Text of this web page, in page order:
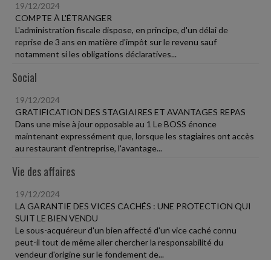
19/12/2024
COMPTE À L'ÉTRANGER
L'administration fiscale dispose, en principe, d'un délai de
reprise de 3 ans en matière d'impôt sur le revenu sauf
notamment si les obligations déclaratives...
Social
19/12/2024
GRATIFICATION DES STAGIAIRES ET AVANTAGES REPAS
Dans une mise à jour opposable au 1 Le BOSS énonce
maintenant expressément que, lorsque les stagiaires ont accès
au restaurant d'entreprise, l'avantage...
Vie des affaires
19/12/2024
LA GARANTIE DES VICES CACHÉS : UNE PROTECTION QUI
SUIT LE BIEN VENDU
Le sous-acquéreur d'un bien affecté d'un vice caché connu
peut-il tout de même aller chercher la responsabilité du
vendeur d'origine sur le fondement de...